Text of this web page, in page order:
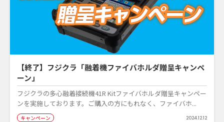
【終了】フジクラ「融着機ファイバホルダ贈呈キャンペ
ーン」
フジクラの多心融着接続機41R Kitファイバホルダ贈呈キャンペー
ンを実施しております。ご購入の方にもれなく、ファイバホ...
キャンペーン 2024.12.12